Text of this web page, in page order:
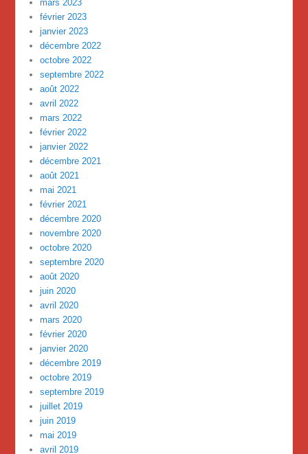
mars 2023
février 2023
janvier 2023
décembre 2022
octobre 2022
septembre 2022
août 2022
avril 2022
mars 2022
février 2022
janvier 2022
décembre 2021
août 2021
mai 2021
février 2021
décembre 2020
novembre 2020
octobre 2020
septembre 2020
août 2020
juin 2020
avril 2020
mars 2020
février 2020
janvier 2020
décembre 2019
octobre 2019
septembre 2019
juillet 2019
juin 2019
mai 2019
avril 2019